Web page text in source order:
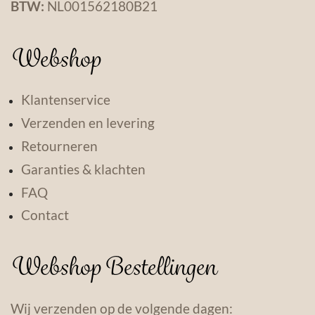
BTW: NL001562180B21
Webshop
Klantenservice
Verzenden en levering
Retourneren
Garanties & klachten
FAQ
Contact
Webshop Bestellingen
Wij verzenden op de volgende dagen: